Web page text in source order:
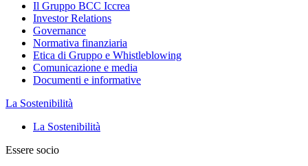
Il Gruppo BCC Iccrea
Investor Relations
Governance
Normativa finanziaria
Etica di Gruppo e Whistleblowing
Comunicazione e media
Documenti e informative
La Sostenibilità
La Sostenibilità
Essere socio